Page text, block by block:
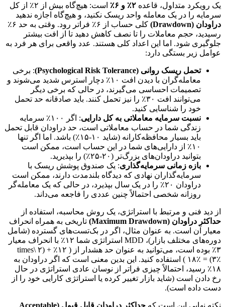
یک رویکرد متداول، قاعده ۲٪ و ۶٪
است: هیچ‌گاه بیش از ۲٪ از کل
سرمایه را در یک معامله واحد ریسک نکنید، و هیچ‌گاه اجازه ندهید
دراودان (Drawdown)
کلی حساب از ۶٪ فراتر رود. وقتی به حد ۶٪
رسیدید، حجم معاملات را تا نصف کاهش دهید تا از افت بیشتر
جلوگیری شود. اما این اعداد کلی هستند. عدد واقعی برای هر فرد به
عوامل زیر بستگی دارد:
تحمل ریسک روانی (Psychological Risk Tolerance)
: برخی
معامله‌گران با دیدن افت ۱۰٪ دچار استرس شدید می‌شوند و
تصمیمات احساسی می‌گیرند، در حالی که برخی دیگر
می‌توانند افت ۳۰٪ را نیز تحمل کنند. باید صادقانه حد تحمل
خود را شناسایی کنید.
نسبت سرمایه معاملاتی به کل دارایی
: اگر ۱۰۰٪ سرمایه
زندگی شما در حساب معاملاتی است، حد دراودان قابل تحمل
باید بسیار محافظه‌کارانه (شاید ۱۰-۱۵٪) باشد. اما اگر تنها
۱۰٪ از دارایی‌های شما در این حساب است، ممکن است
بتوانید دراودان‌های بزرگ‌تر (۲۰-۲۵٪) را بپذیرید.
بازه زمانی سرمایه‌گذاری: یک صندوق پوشش ریسک با
سرمایه‌گذاران نهادی که دیدگاه بلندمدت دارند، ممکن است
دراودان ۲۰٪ را در یک سال بپذیرد، در حالی که یک معامله‌گر
روزانه شخصی احتمالاً چنین عددی را فاجعه می‌داند.
از دید فنی و مرتبط با استراتژی، یک روش محاسبه، استفاده از
حداکثر دراودان (Maximum Drawdown)
تاریخی به همراه انحراف
معیار آن است. به عنوان مثال، اگر در بک‌تست‌های گسترده (شامل
دوره‌های مختلف بازار)، MDD استراتژی شما ۱۲٪ با انحراف معیار
۳٪ بوده است، می‌توانید به عنوان حد هشدار از ( ۱۲٪ + (۲ \times
۳٪) = ۱۸٪ ) استفاده کنید. این بدین معنی است که اگر دراودان به
۱۸٪ رسید، احتمالاً چیزی فراتر از نوسان عادی استراتژی در حال
رخ دادن است (شاید بازار تغییر کرده یا استراتژی کارایی خود را از
دست داده است).
نکته نهایی این است که
حداکثر دراودان قابل قبول (Acceptable